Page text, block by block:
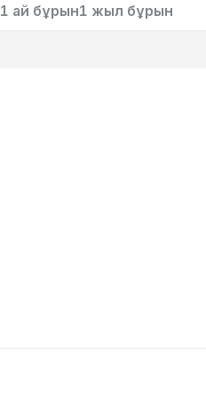
1 ай бұрын1 жыл бұрын